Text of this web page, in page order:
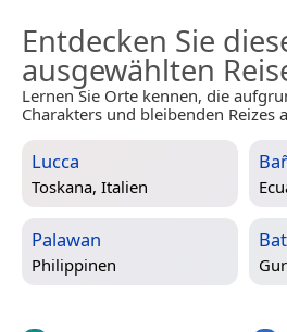
Entdecken Sie
ausgewählten
Lernen Sie Orte kennen, die
Charakters und bleibenden Reizes
Lucca
Toskana, Italien
Palawan
Philippinen